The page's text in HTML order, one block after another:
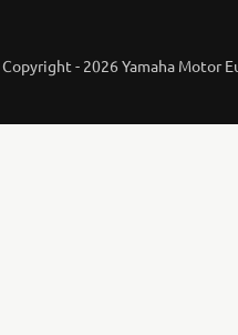
- 2026 Yamaha Motor